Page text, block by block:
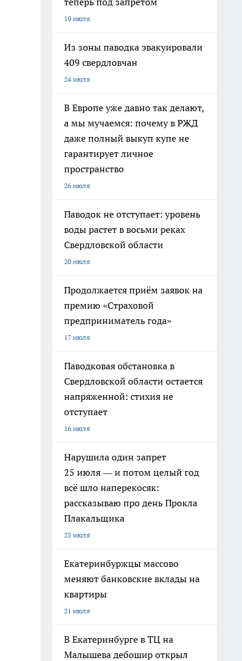
19 июля
Из зоны паводка эвакуировали
409 свердловчан
24 июля
В Европе уже давно так делают,
а мы мучаемся: почему в РЖД
даже полный выкуп купе не
гарантирует личное
пространство
26 июля
Паводок не отступает: уровень
воды растет в восьми реках
Свердловской области
20 июля
Продолжается приём заявок на
премию «Страховой
предприниматель года»
17 июля
Паводковая обстановка в
Свердловской области остается
напряженной: стихия не
отступает
16 июля
Нарушила один запрет
25 июля — и потом целый год
всё шло наперекосяк:
рассказываю про день Прокла
Плакальщика
25 июля
Екатеринбуржцы массово
меняют банковские вклады на
квартиры
21 июля
В Екатеринбурге в ТЦ на
Малышева дебошир открыл